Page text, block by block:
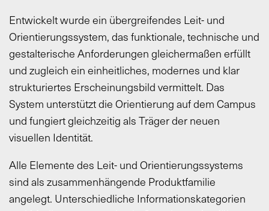
Entwickelt wurde ein übergreifendes Leit- und
Orientierungssystem, das funktionale, technische und
gestalterische Anforderungen gleichermaßen erfüllt
und zugleich ein einheitliches, modernes und klar
strukturiertes Erscheinungsbild vermittelt. Das
System unterstützt die Orientierung auf dem Campus
und fungiert gleichzeitig als Träger der neuen
visuellen Identität.
Alle Elemente des Leit- und Orientierungssystems
sind als zusammenhängende Produktfamilie
angelegt. Unterschiedliche Informationskategorien